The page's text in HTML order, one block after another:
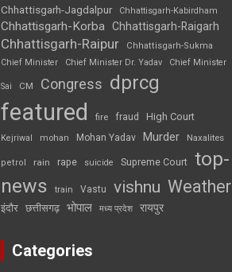
Chhattisgarh-Jagdalpur Chhattisgarh-Kabirdham
Chhattisgarh-Korba Chhattisgarh-Raigarh
Chhattisgarh-Raipur
Chhattisgarh-Sukma
Chief Minister
Chief Minister Dr. Yadav Chief Minister
Sai CM Congress dprcg
featured fire fraud High Court
Kejriwal mohan Mohan Yadav Murder Naxalites
petrol rain rape suicide Supreme Court top-
news
train Vastu vishnu Weather
इंदौर छत्तीसगढ़ भोपाल मध्य प्रदेश रायपुर
Categories